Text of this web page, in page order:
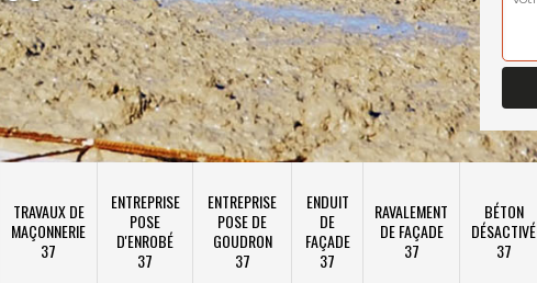
TRAVAUX DE
MAÇONNERIE
37
ENTREPRISE
POSE
D'ENROBÉ
37
ENTREPRISE
POSE DE
GOUDRON
37
ENDUIT
DE
FAÇADE
37
RAVALEMENT
DE FAÇADE
37
BÉTON
DÉSACTIVÉ
37